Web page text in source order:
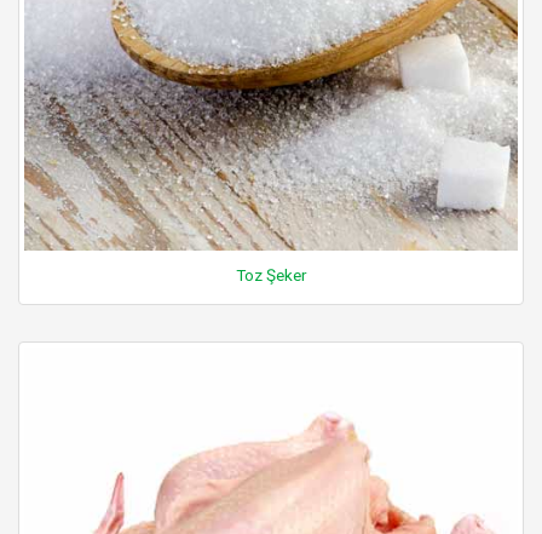
Toz Şeker